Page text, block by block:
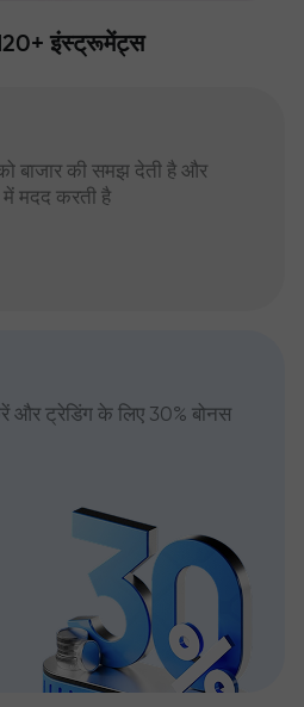
इंस्ट्रूमेंट्स
बाजार की समझ देती है और
मदद करती है
और ट्रेडिंग के लिए 30% बोनस